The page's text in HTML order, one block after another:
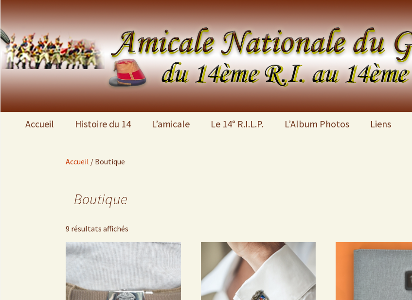
Amicale 14
Brave 14
Accueil
Beret_rouge
Histoire du 14
L’amicale
Activités
Libres Propos
Recherche
Le 14° R.I.L.P.
L’Album Photos
Liens
Accueil / Boutique
Boutique
9 résultats affichés